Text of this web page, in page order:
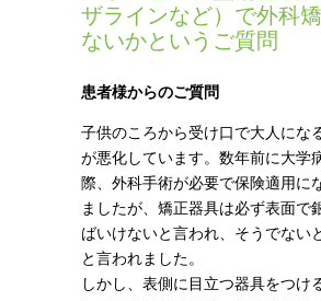
ザラインなど）で外科
ないかというご質問
患者様からのご質問
子供のころから受け口で大人にな
が悪化しています。数年前に大学
際、外科手術が必要で保険適用に
ましたが、矯正器具は必ず表面で
ばいけないと言われ、そうでない
と言われました。
しかし、表側に目立つ器具をつけ